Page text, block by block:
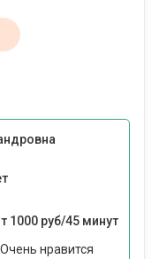
1000 руб/45 минут
нравится